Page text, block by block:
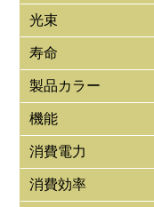
光束
寿命
製品カラー
機能
消費電力
消費効率